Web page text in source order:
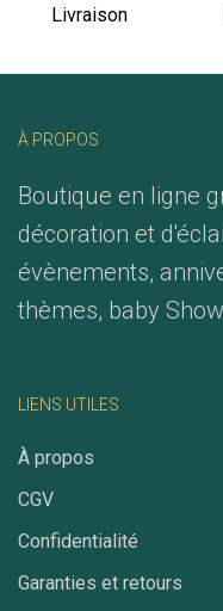
Livraison
À PROPOS
Boutique en ligne
décoration et
évènements,
thèmes, baby
LIENS UTILES
À propos
CGV
Confidentialité
Garanties et retours